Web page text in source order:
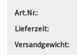
Art.Nr.:
Lieferzeit:
Versandgewicht: